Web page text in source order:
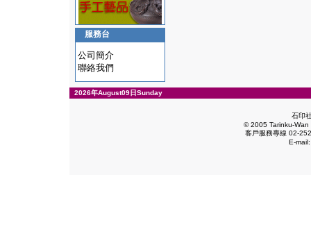
服務台
公司簡介
聯絡我們
2026年August09日Sunday
石印
© 2005 Tarinku-Wan
客戶服務專線 02-
E-